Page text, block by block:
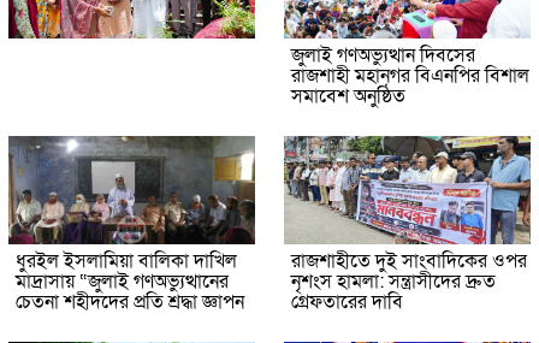
জুলাই গণঅভ্যুত্থান দিবসের
রাজশাহী মহানগর বিএনপির বিশাল
সমাবেশ অনুষ্ঠিত
ধুরইল ইসলামিয়া বালিকা দাখিল
মাদ্রাসায় “জুলাই গণঅভ্যুত্থানের
চেতনা শহীদদের প্রতি শ্রদ্ধা জ্ঞাপন
রাজশাহীতে দুই সাংবাদিকের ওপর
নৃশংস হামলা: সন্ত্রাসীদের দ্রুত
গ্রেফতারের দাবি